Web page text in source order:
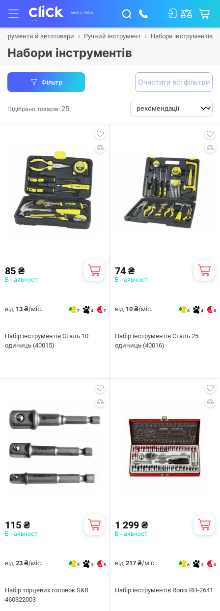
й автотовари Ручний інструмент Набори інструментів
Набори інструментів
Фільтр Очистити всі фільтри
Підібрано товарів: 25
85 ₴
В наявності
від 13 ₴/міс. 7 4 7
Набiр iнструментiв Сталь 10
одиниць (40015)
74 ₴
В наявності
від 10 ₴/міс. 8 4 8
Набiр iнструментiв Сталь 25
одиниць (40016)
115 ₴
В наявності
від 23 ₴/міс. 5 3 5
Набір торцевих головок S&R
460322003
1 299 ₴
В наявності
від 217 ₴/міс. 6 3 6
Набiр інструментів Ronix RH-2641